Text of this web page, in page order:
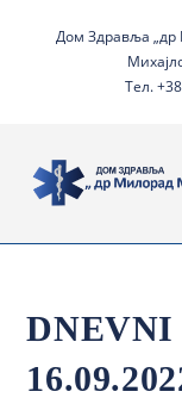
Дом Здравља „др
Тел.